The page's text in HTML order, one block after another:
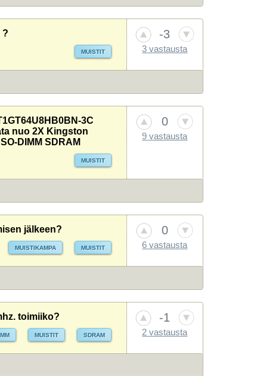
?
MUISTIT
-3
3 vastausta
3C
nuo 2X Kingston
DIMM SDRAM
MUISTIT
0
9 vastausta
jälkeen?
MUISTIKAMPA MUISTIT
0
6 vastausta
toimiiko?
MUISTIT SDRAM
-1
2 vastausta